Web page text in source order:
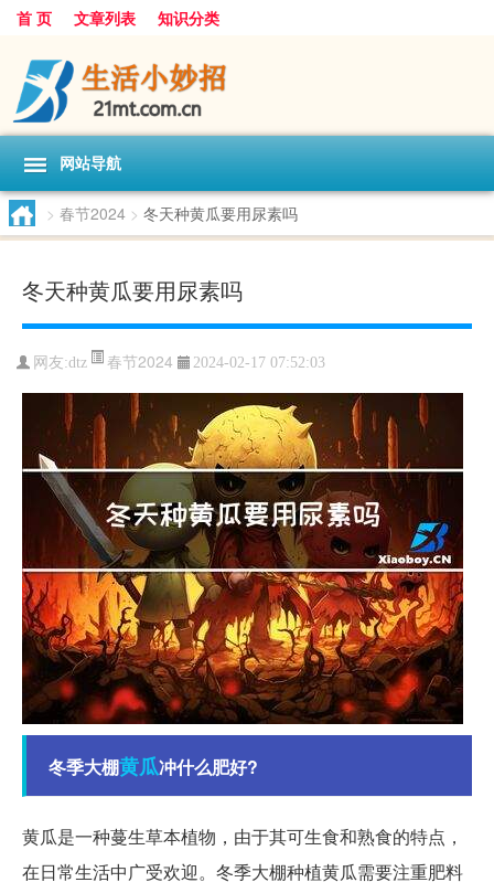
首 页 文章列表 知识分类
网站导航
> 春节2024 > 冬天种黄瓜要用尿素吗
冬天种黄瓜要用尿素吗
网友:dtz 春节2024 2024-02-17 07:52:03
冬季大棚黄瓜冲什么肥好?
黄瓜是一种蔓生草本植物，由于其可生食和熟食的特点，
在日常生活中广受欢迎。冬季大棚种植黄瓜需要注重肥料